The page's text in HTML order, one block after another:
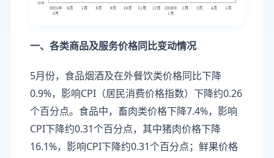
一、各类商品及服务价格同比变动情况
5月份，食品烟酒及在外餐饮类价格同比下降
0.9%，影响CPI（居民消费价格指数）下降约0.26
个百分点。食品中，畜肉类价格下降7.4%，影响
CPI下降约0.31个百分点，其中猪肉价格下降
16.1%，影响CPI下降约0.31个百分点；鲜果价格